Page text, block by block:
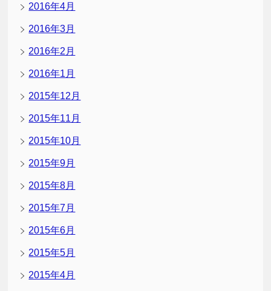
2016年4月
2016年3月
2016年2月
2016年1月
2015年12月
2015年11月
2015年10月
2015年9月
2015年8月
2015年7月
2015年6月
2015年5月
2015年4月